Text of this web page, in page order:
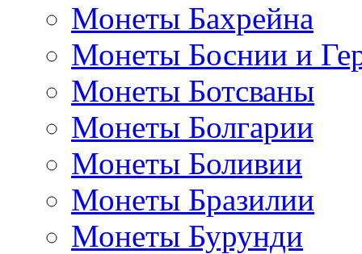
Монеты Бахрейна
Монеты Боснии и
Монеты Ботсваны
Монеты Болгарии
Монеты Боливии
Монеты Бразилии
Монеты Бурунди